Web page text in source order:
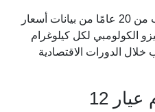
يوضح المخطط التفاعلي ما يقرب من 20 عامًا من بيانات أسعار
الكولومبي لكل كيلوغرام
خلال الدورات الاقتصادية